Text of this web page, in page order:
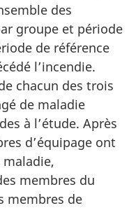
des
groupe et période
de référence
l’incendie.
chacun des trois
de maladie
à l’étude. Après
d’équipage ont
membres du
membres de